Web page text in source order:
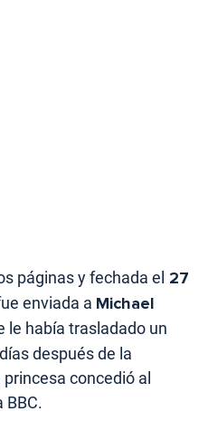
páginas y fechada el 27
enviada a Michael
le había trasladado un
después de la
concedió al
BBC.